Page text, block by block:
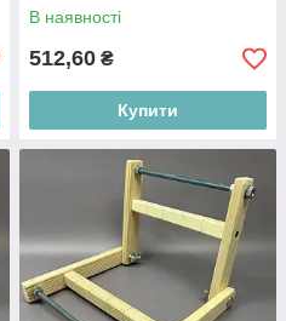
В наявності
512,60 ₴
Купити